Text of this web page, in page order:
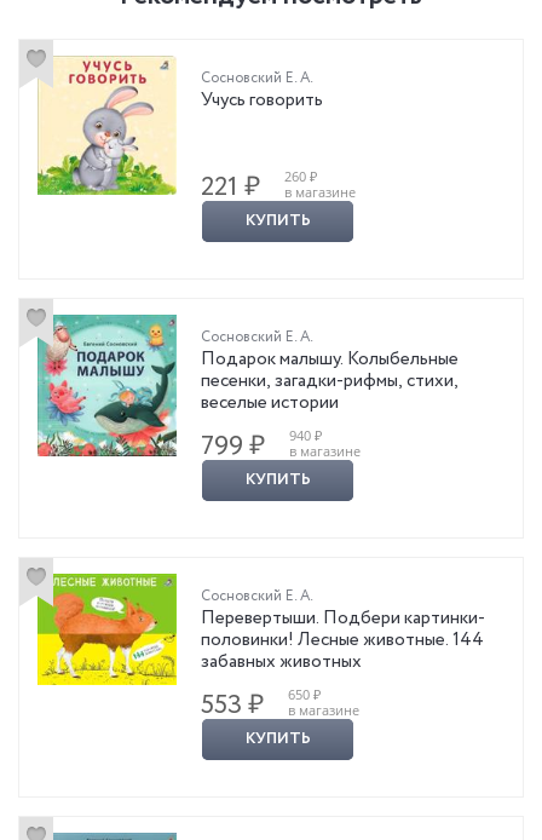
Сосновский Е. А.
Учусь говорить
221 ₽
260 ₽
в магазине
КУПИТЬ
Сосновский Е. А.
Подарок малышу. Колыбельные
песенки, загадки-рифмы, стихи,
веселые истории
799 ₽
940 ₽
в магазине
КУПИТЬ
Сосновский Е. А.
Перевертыши. Подбери картинки-
половинки! Лесные животные. 144
забавных животных
553 ₽
650 ₽
в магазине
КУПИТЬ